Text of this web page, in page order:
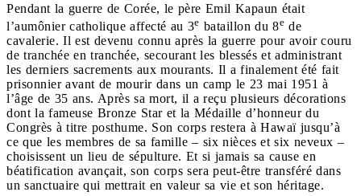
Pendant la guerre de Corée, le père Emil Kapaun était
l’aumônier catholique affecté au 3e bataillon du 8e de
cavalerie. Il est devenu connu après la guerre pour avoir couru
de tranchée en tranchée, secourant les blessés et administrant
les derniers sacrements aux mourants. Il a finalement été fait
prisonnier avant de mourir dans un camp le 23 mai 1951 à
l’âge de 35 ans. Après sa mort, il a reçu plusieurs décorations
dont la fameuse Bronze Star et la Médaille d’honneur du
Congrès à titre posthume. Son corps restera à Hawaï jusqu’à
ce que les membres de sa famille – six nièces et six neveux –
choisissent un lieu de sépulture. Et si jamais sa cause en
béatification avançait, son corps sera peut-être transféré dans
un sanctuaire qui mettrait en valeur sa vie et son héritage.